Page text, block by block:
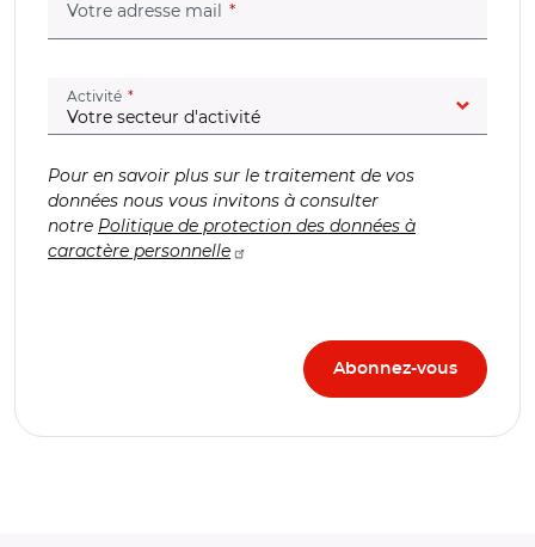
Votre adresse mail (champ obligatoire)
Activité (champ obligatoire)
Pour en savoir plus sur le traitement de vos
données nous vous invitons à consulter
notre Politique de protection des données à
caractère personnelle